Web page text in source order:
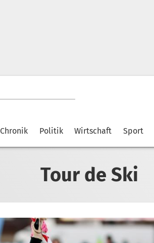
Chronik Politik Wirtschaft Sport
Tour de Ski